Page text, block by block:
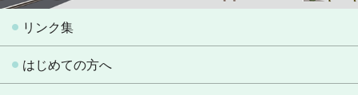
リンク集
はじめての方へ